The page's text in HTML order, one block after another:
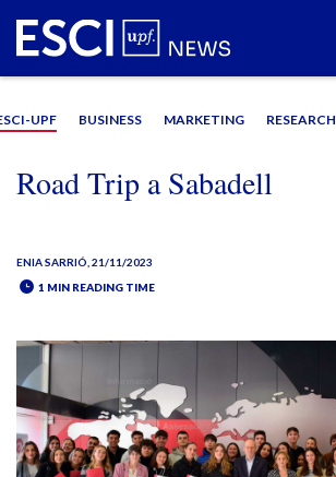
UPF BUSINESS MARKETING RESEARCH
Road Trip a Sabadell
ENIA SARRIÓ , 21/11/2023
1 MIN READING TIME